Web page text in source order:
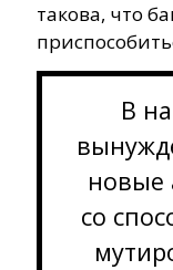
такова, что
В
новые
со